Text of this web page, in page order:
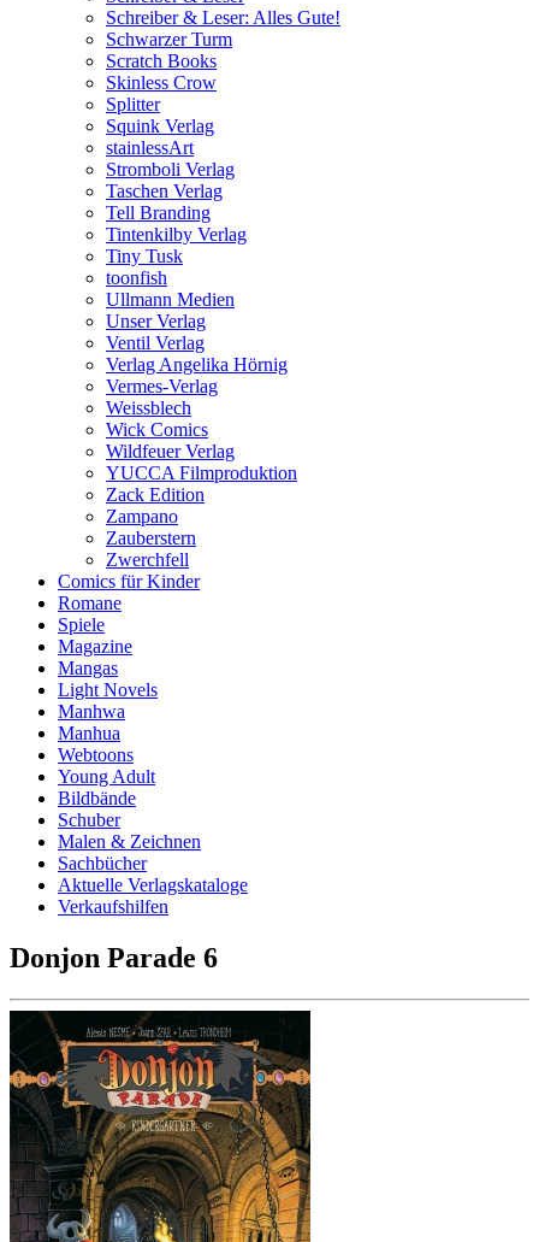
Schreiber & Leser: Alles Gute!
Schwarzer Turm
Scratch Books
Skinless Crow
Splitter
Squink Verlag
stainlessArt
Stromboli Verlag
Taschen Verlag
Tell Branding
Tintenkilby Verlag
Tiny Tusk
toonfish
Ullmann Medien
Unser Verlag
Ventil Verlag
Verlag Angelika Hörnig
Vermes-Verlag
Weissblech
Wick Comics
Wildfeuer Verlag
YUCCA Filmproduktion
Zack Edition
Zampano
Zauberstern
Zwerchfell
Comics für Kinder
Romane
Spiele
Magazine
Mangas
Light Novels
Manhwa
Manhua
Webtoons
Young Adult
Bildbände
Schuber
Malen & Zeichnen
Sachbücher
Aktuelle Verlagskataloge
Verkaufshilfen
Donjon Parade 6